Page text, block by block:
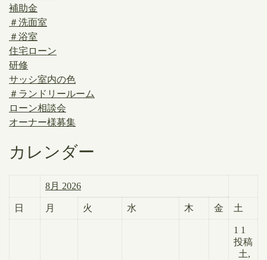
補助金
＃洗面室
＃浴室
住宅ローン
研修
サッシ室内の色
＃ランドリールーム
ローン相談会
オーナー様募集
カレンダー
8月 2026
日 月 火 水 木 金 土
1 1
投稿
土,